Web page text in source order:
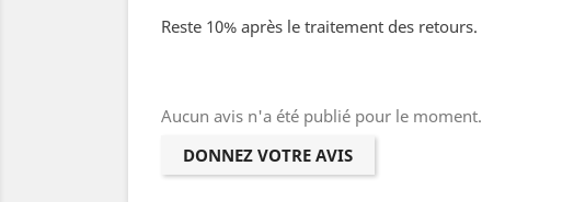
Reste 10% après le traitement des retours.
Aucun avis n'a été publié pour le moment.
DONNEZ VOTRE AVIS